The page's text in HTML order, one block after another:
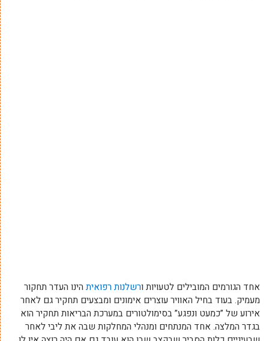
אחד הגורמים המובילים לטעויות ורשלנות רפואית הינו העדר תחקור
מעמיק. בעוד בחיל האוויר עוצרים אימונים ומבצעים תחקיר גם לאחר
אירוע של ”כמעט ונפגע” בסימולטורים במערכת הבריאות תחקיר הוא
בגדר המלצה. אחד המנתחים ומנהלי המחלקות שבה את ליבי לאחר